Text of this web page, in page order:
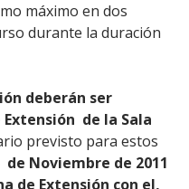
máximo en dos
durante la duración
deberán ser
de la Sala
previsto para estos
de Noviembre de 2011
de Extensión con el,